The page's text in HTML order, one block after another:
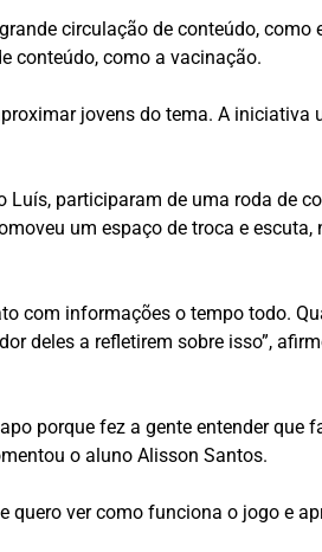
circulação de conteúdo, como
conteúdo, como a vacinação.
jovens do tema. A iniciativa
Luís, participaram de uma roda de
um espaço de troca e escuta,
com informações o tempo todo.
deles a refletirem sobre isso”,
porque fez a gente entender que
o aluno Alisson Santos.
quero ver como funciona o jogo e